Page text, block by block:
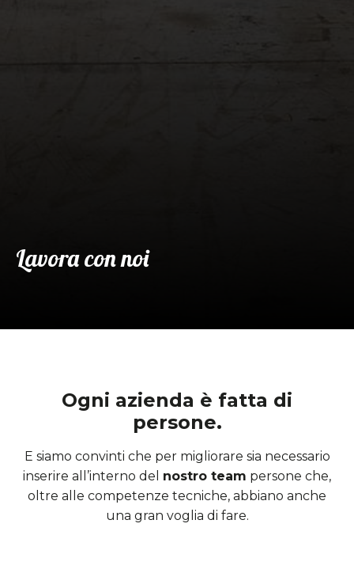
Lavora con noi
Ogni azienda è fatta di
persone.
E siamo convinti che per migliorare sia necessario
inserire all’interno del nostro team persone che,
oltre alle competenze tecniche, abbiano anche
una gran voglia di fare.